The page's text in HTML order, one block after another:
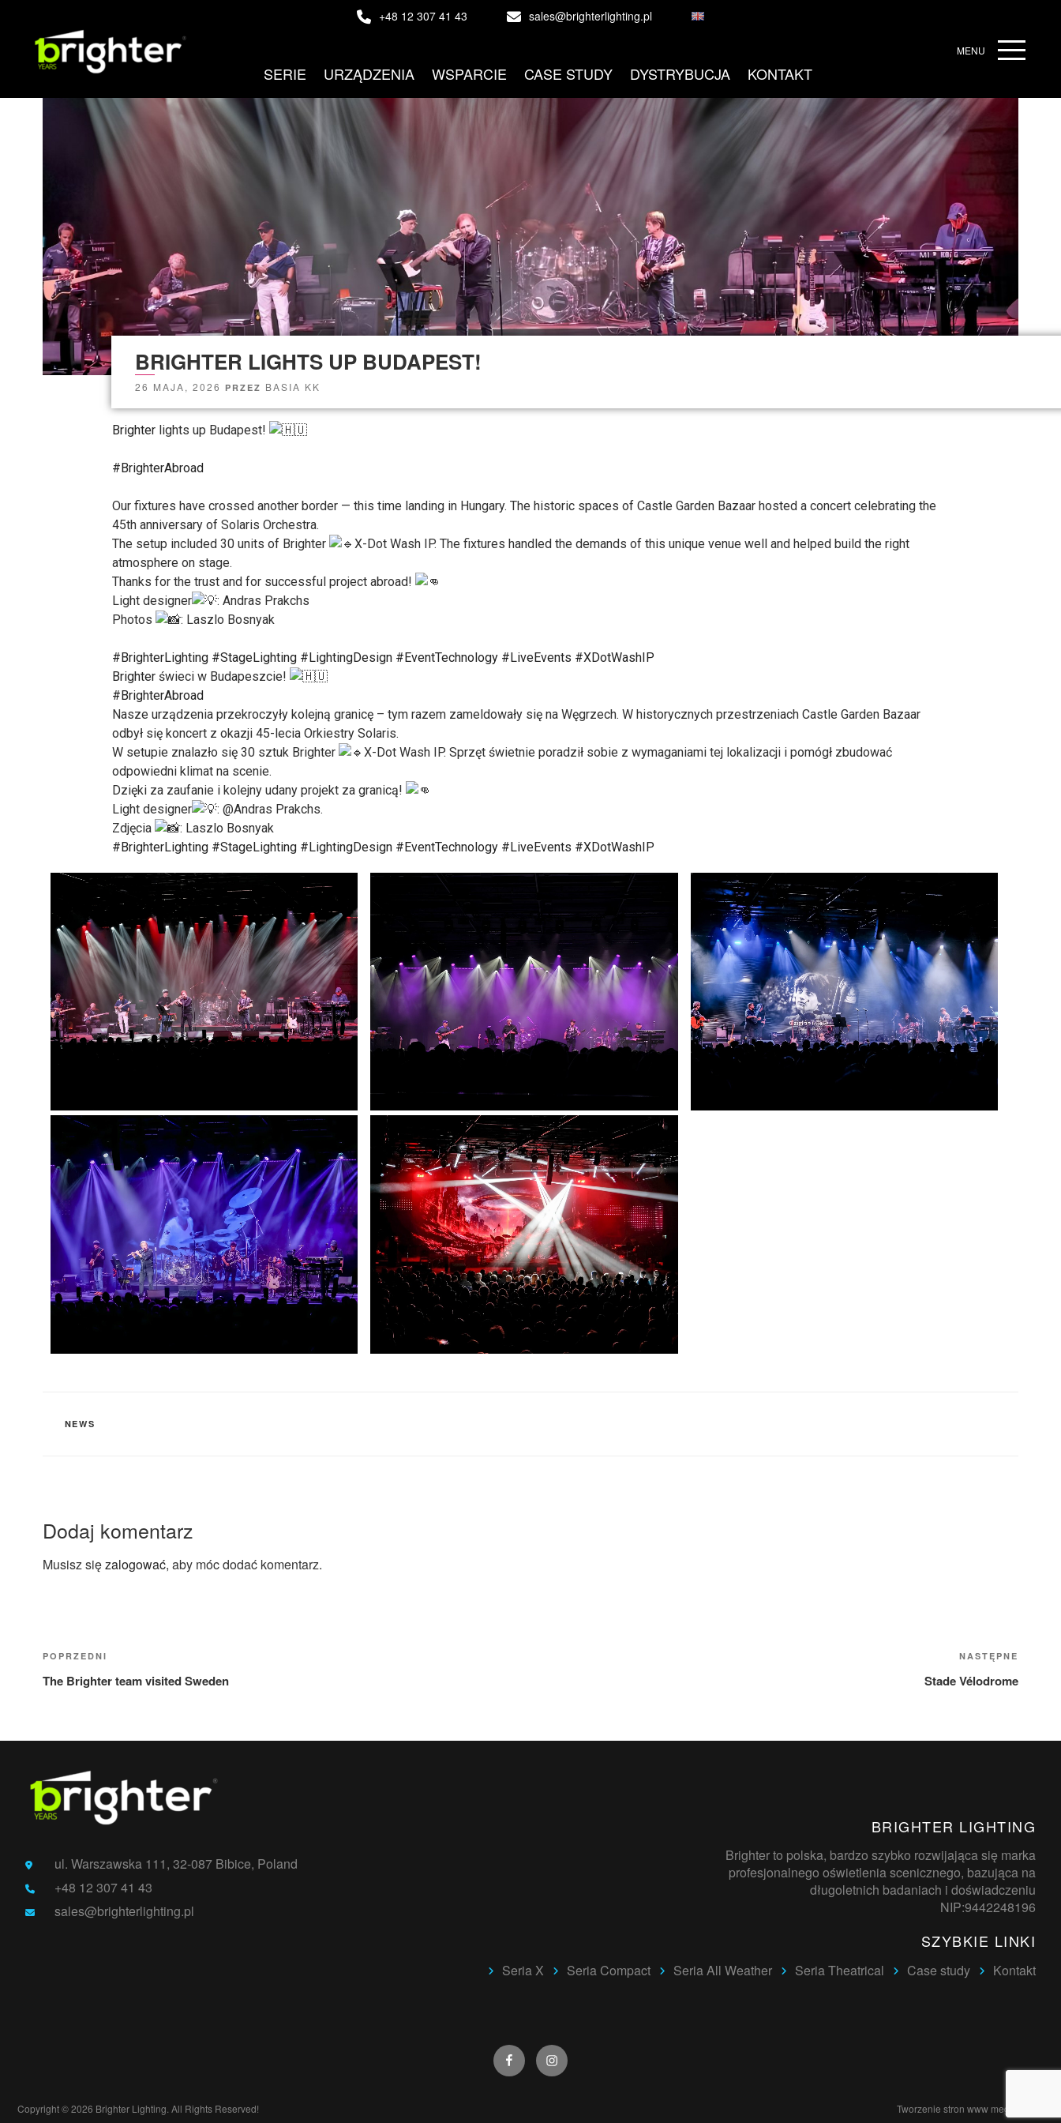
+48 12 307 41 43 sales@brighterlighting.pl
SERIE URZĄDZENIA WSPARCIE CASE STUDY DYSTRYBUCJA KONTAKT
MENU
BRIGHTER LIGHTS UP BUDAPEST!
26 MAJA, 2026 PRZEZ BASIA KK
Brighter lights up Budapest!
#BrighterAbroad
Our fixtures have crossed another border — this time landing in Hungary. The historic spaces of Castle Garden Bazaar hosted a concert celebrating the
45th anniversary of Solaris Orchestra.
The setup included 30 units of Brighter
X-Dot Wash IP. The fixtures handled the demands of this unique venue well and helped build the right
atmosphere on stage.
Thanks for the trust and for successful project abroad!
Light designer
: Andras Prakchs
Photos
: Laszlo Bosnyak
#BrighterLighting #StageLighting #LightingDesign #EventTechnology #LiveEvents #XDotWashIP
Brighter świeci w Budapeszcie!
#BrighterAbroad
Nasze urządzenia przekroczyły kolejną granicę – tym razem zameldowały się na Węgrzech. W historycznych przestrzeniach Castle Garden Bazaar
odbył się koncert z okazji 45-lecia Orkiestry Solaris.
W setupie znalazło się 30 sztuk Brighter
X-Dot Wash IP. Sprzęt świetnie poradził sobie z wymaganiami tej lokalizacji i pomógł zbudować
odpowiedni klimat na scenie.
Dzięki za zaufanie i kolejny udany projekt za granicą!
Light designer
: @Andras Prakchs.
Zdjęcia
: Laszlo Bosnyak
#BrighterLighting #StageLighting #LightingDesign #EventTechnology #LiveEvents #XDotWashIP
NEWS
Dodaj komentarz
Musisz sięzalogować, aby móc dodać komentarz.
POPRZEDNI
The Brighter team visited Sweden
NASTĘPNE
Stade Vélodrome
ul. Warszawska 111, 32-087 Bibice, Poland
+48 12 307 41 43
sales@brighterlighting.pl
BRIGHTER LIGHTING
Brighter to polska, bardzo szybko rozwijająca się marka
profesjonalnego oświetlenia scenicznego, bazująca na
długoletnich badaniach i doświadczeniu
NIP:9442248196
SZYBKIE LINKI
Seria X Seria Compact Seria All Weather Seria Theatrical Case study Kontakt
Copyright © 2026 Brighter Lighting. All Rights Reserved! Tworzenie stron www megaweb.pl